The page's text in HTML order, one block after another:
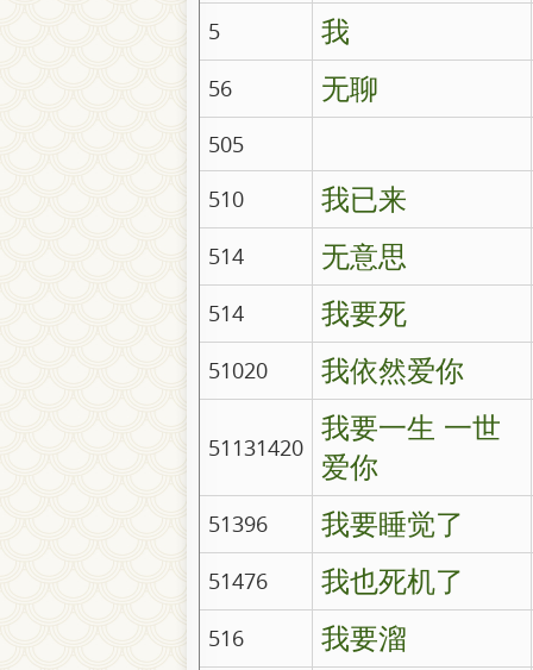
5 我
56 无聊
505
510
我已来
514 无意思
514 我要死
51020 我依然爱你
51131420
我要一生 一世
爱你
51396 我要睡觉了
51476 我也死机了
516 我要溜